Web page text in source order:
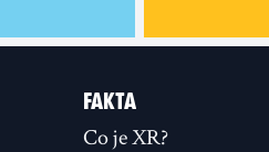
FAKTA
Co je XR?